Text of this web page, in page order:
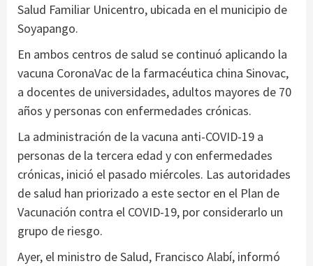
Salud Familiar Unicentro, ubicada en el municipio de
Soyapango.
En ambos centros de salud se continuó aplicando la
vacuna CoronaVac de la farmacéutica china Sinovac,
a docentes de universidades, adultos mayores de 70
años y personas con enfermedades crónicas.
La administración de la vacuna anti-COVID-19 a
personas de la tercera edad y con enfermedades
crónicas, inició el pasado miércoles. Las autoridades
de salud han priorizado a este sector en el Plan de
Vacunación contra el COVID-19, por considerarlo un
grupo de riesgo.
Ayer, el ministro de Salud, Francisco Alabí, informó